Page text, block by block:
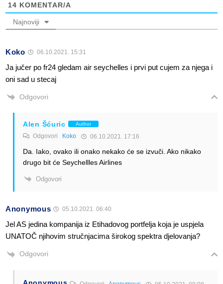
14 KOMENTAR/A
Najnoviji
Koko 06.10.2021. 15:31
Ja jučer po fr24 gledam air seychelles i prvi put cujem za njega i
oni sad u stecaj
Odgovori
Alen Šćuric Author
Odgovori Koko 06.10.2021. 17:16
Da. Iako, ovako ili onako nekako će se izvuči. Ako nikako
drugo bit će Seychellles Airlines
Odgovori
Anonymous 05.10.2021. 06:40
Jel AS jedina kompanija iz Etihadovog portfelja koja je uspjela
UNATOČ njihovim stručnjacima širokog spektra djelovanja?
Odgovori
Anonymous